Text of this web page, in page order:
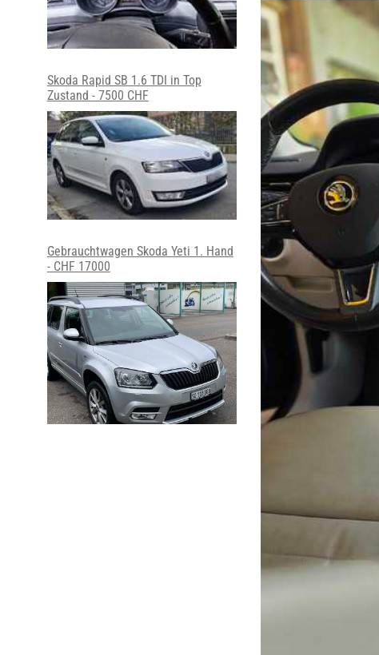
Skoda Rapid SB 1.6 TDI in Top
Zustand - 7500 CHF
Gebrauchtwagen Skoda Yeti 1. Hand
- CHF 17000